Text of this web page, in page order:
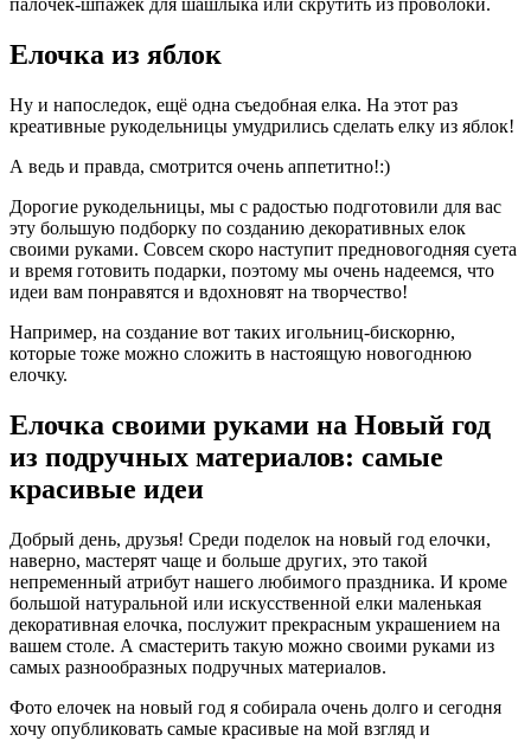
палочек-шпажек для шашлыка или скрутить из проволоки.
Елочка из яблок
Ну и напоследок, ещё одна съедобная елка. На этот раз
креативные рукодельницы умудрились сделать елку из яблок!
А ведь и правда, смотрится очень аппетитно!:)
Дорогие рукодельницы, мы с радостью подготовили для вас
эту большую подборку по созданию декоративных елок
своими руками. Совсем скоро наступит предновогодняя суета
и время готовить подарки, поэтому мы очень надеемся, что
идеи вам понравятся и вдохновят на творчество!
Например, на создание вот таких игольниц-бискорню,
которые тоже можно сложить в настоящую новогоднюю
елочку.
Елочка своими руками на Новый год
из подручных материалов: самые
красивые идеи
Добрый день, друзья! Среди поделок на новый год елочки,
наверно, мастерят чаще и больше других, это такой
непременный атрибут нашего любимого праздника. И кроме
большой натуральной или искусственной елки маленькая
декоративная елочка, послужит прекрасным украшением на
вашем столе. А смастерить такую можно своими руками из
самых разнообразных подручных материалов.
Фото елочек на новый год я собирала очень долго и сегодня
хочу опубликовать самые красивые на мой взгляд и